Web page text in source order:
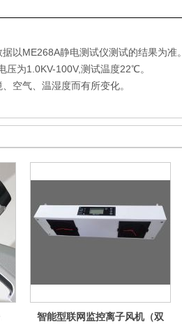
以ME268A静电测试仪测试的结果为准。
压为1.0KV-100V,测试温度22℃。
空气、温湿度而有所变化。
智能型联网监控离子风机（双